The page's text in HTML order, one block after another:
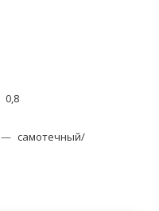
0,8
— самотечный/